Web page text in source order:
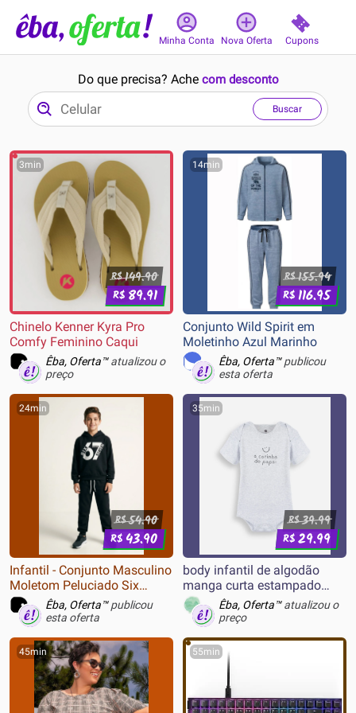
Minha Conta Nova Oferta Cupons
Do que precisa? Ache com desconto
Buscar
3min
R$149.90
R$ 89.91
Chinelo Kenner Kyra Pro
Comfy Feminino Caqui
Êba, Oferta™atualizou o
preço
14min
R$155.94
R$116.95
Conjunto Wild Spirit em
Moletinho Azul Marinho
Êba, Oferta™publicou
esta oferta
24min
R$54.90
R$43.90
Infantil - Conjunto Masculino
Moletom Peluciado Six
Seven - Preto
Êba, Oferta™publicou
esta oferta
35min
R$39.99
R$29.99
body infantil de algodão
manga curta estampado
cinza
Êba, Oferta™atualizou o
preço
45min 55min